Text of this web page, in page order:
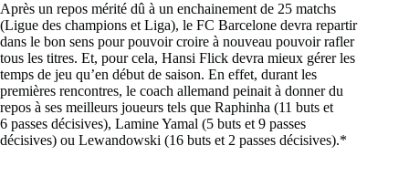
Après un repos mérité dû à un enchainement de 25 matchs
(Ligue des champions et Liga), le FC Barcelone devra repartir
dans le bon sens pour pouvoir croire à nouveau pouvoir rafler
tous les titres. Et, pour cela, Hansi Flick devra mieux gérer les
temps de jeu qu’en début de saison. En effet, durant les
premières rencontres, le coach allemand peinait à donner du
repos à ses meilleurs joueurs tels que Raphinha (11 buts et
6 passes décisives), Lamine Yamal (5 buts et 9 passes
décisives) ou Lewandowski (16 buts et 2 passes décisives).*